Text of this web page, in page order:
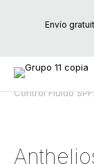
Envío
Search
for:
Inicio
Control Fluido